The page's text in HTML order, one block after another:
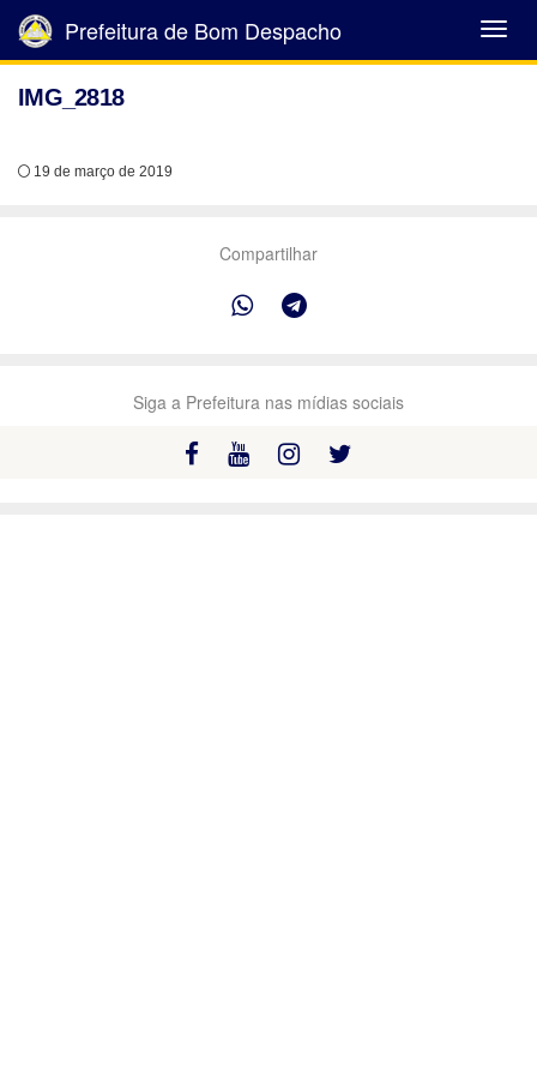
Abrir
Menu
Prefeitura de Bom Despacho
IMG_2818
19 de março de 2019
Compartilhar
Siga a Prefeitura nas mídias sociais